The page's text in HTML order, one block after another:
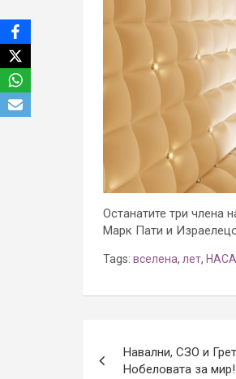
Останатите три члена
Марк Пати и
Tags: вселена, лет, НАСА
navigation
Навални, СЗО и
Нобеловата за мир!